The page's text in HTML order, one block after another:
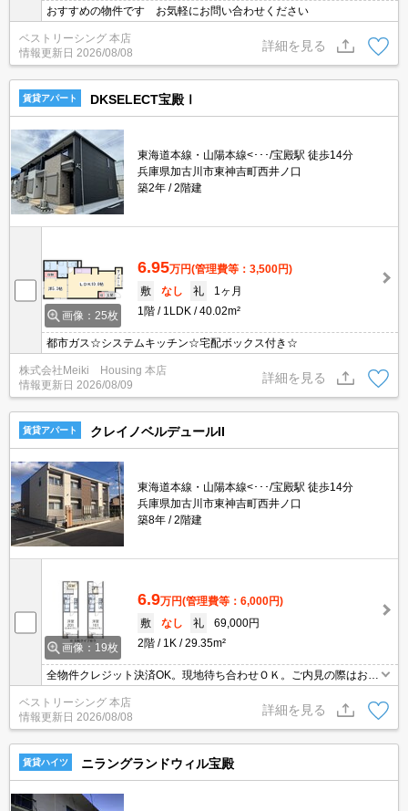
おすすめの物件です お気軽にお問い合わせください
ベストリーシング 本店
情報更新日 2026/08/08
詳細を見る
賃貸アパート DKSELECT宝殿Ⅰ
東海道本線・山陽本線<･･･/宝殿駅 徒歩14分
兵庫県加古川市東神吉町西井ノ口
築2年
2階建
画像：25枚
6.95万円(管理費等：3,500円)
敷
なし 礼
1ヶ月
1階
1LDK 40.02m²
都市ガス☆システムキッチン☆宅配ボックス付き☆
株式会社Meiki Housing 本店
情報更新日 2026/08/09
詳細を見る
賃貸アパート クレイノベルデュールII
東海道本線・山陽本線<･･･/宝殿駅 徒歩14分
兵庫県加古川市東神吉町西井ノ口
築8年
2階建
画像：19枚
6.9万円(管理費等：6,000円)
敷
なし 礼
69,000円
2階
1K 29.35m²
全物件クレジット決済OK。現地待ち合わせＯＫ。ご内見の際はお気
軽にお問い合わせください。
ベストリーシング 本店
情報更新日 2026/08/08
詳細を見る
賃貸ハイツ ニラングランドウィル宝殿